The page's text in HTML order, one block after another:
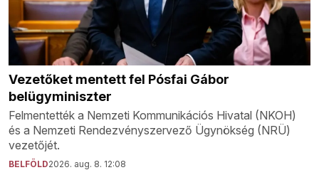
Vezetőket mentett fel Pósfai Gábor
belügyminiszter
Felmentették a Nemzeti Kommunikációs Hivatal (NKOH)
és a Nemzeti Rendezvényszervező Ügynökség (NRÜ)
vezetőjét.
BELFÖLD2026. aug. 8. 12:08